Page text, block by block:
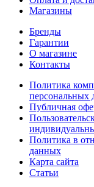
Магазины
Бренды
Гарантии
О магазине
Контакты
Политика
персональных
Публичная
Политика в
данных
Карта сайта
Статьи